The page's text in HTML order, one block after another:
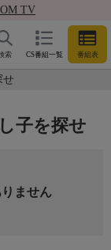
TV
CS番組一覧 番組表
索
せ
子を探せ
ません